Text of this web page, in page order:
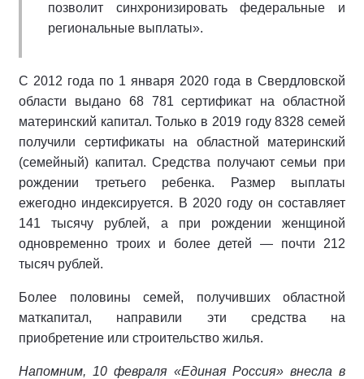
позволит синхронизировать федеральные и
региональные выплаты».
С 2012 года по 1 января 2020 года в Свердловской
области выдано 68 781 сертификат на областной
материнский капитал. Только в 2019 году 8328 семей
получили сертификаты на областной материнский
(семейный) капитал. Средства получают семьи при
рождении третьего ребенка. Размер выплаты
ежегодно индексируется. В 2020 году он составляет
141 тысячу рублей, а при рождении женщиной
одновременно троих и более детей — почти 212
тысяч рублей.
Более половины семей, получивших областной
маткапитал, направили эти средства на
приобретение или строительство жилья.
Напомним, 10 февраля «Единая Россия» внесла в